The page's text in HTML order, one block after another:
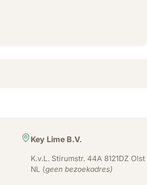
Key Lime B.V.
K.v.L. Stirumstr. 44A 8121DZ Olst
NL (geen bezoekadres)